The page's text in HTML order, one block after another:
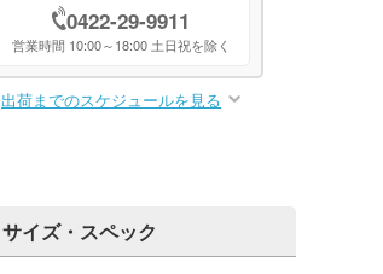
0422-29-9911
営業時間 10:00～18:00 土日祝を除く
出荷までのスケジュールを見る
サイズ・スペック